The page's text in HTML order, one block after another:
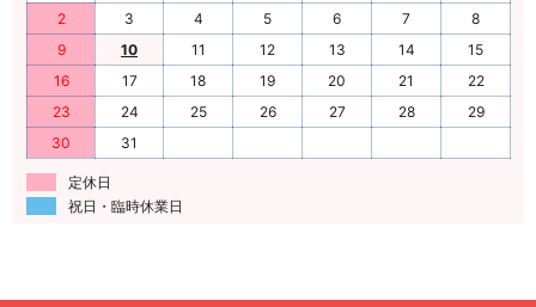
2
3 4 5 6 7
8
9
10 11 12 13 14
15
16
17 18 19 20 21
22
23
24 25 26 27 28
29
30
31
定休日
祝日・臨時休業日